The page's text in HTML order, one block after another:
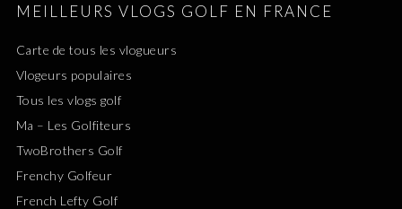
MEILLEURS VLOGS GOLF EN FRANCE
Carte de tous les vlogueurs
Vlogeurs populaires
Tous les vlogs golf
Ma – Les Golfiteurs
TwoBrothers Golf
Frenchy Golfeur
French Lefty Golf